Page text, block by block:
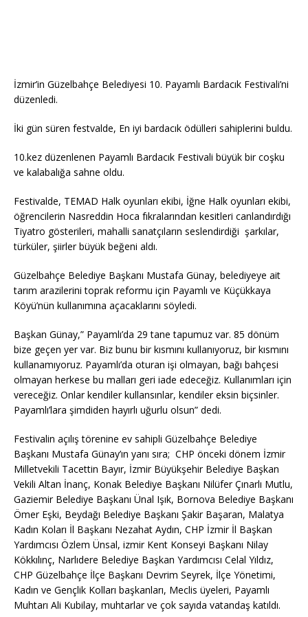
İzmir’in Güzelbahçe Belediyesi 10. Payamlı Bardacık Festivali’ni
düzenledi.
İki gün süren festvalde, En iyi bardacık ödülleri sahiplerini buldu.
10.kez düzenlenen Payamlı Bardacık Festivali büyük bir coşku
ve kalabalığa sahne oldu.
Festivalde, TEMAD Halk oyunları ekibi, İğne Halk oyunları ekibi,
öğrencilerin Nasreddin Hoca fıkralarından kesitleri canlandırdığı
Tiyatro gösterileri, mahalli sanatçıların seslendirdiği şarkılar,
türküler, şiirler büyük beğeni aldı.
Güzelbahçe Belediye Başkanı Mustafa Günay, belediyeye ait
tarım arazilerini toprak reformu için Payamlı ve Küçükkaya
Köyü’nün kullanımına açacaklarını söyledi.
Başkan Günay,” Payamlı’da 29 tane tapumuz var. 85 dönüm
bize geçen yer var. Biz bunu bir kısmını kullanıyoruz, bir kısmını
kullanamıyoruz. Payamlı’da oturan işi olmayan, bağı bahçesi
olmayan herkese bu malları geri iade edeceğiz. Kullanımları için
vereceğiz. Onlar kendiler kullansınlar, kendiler eksin biçsinler.
Payamlı’lara şimdiden hayırlı uğurlu olsun” dedi.
Festivalin açılış törenine ev sahipli Güzelbahçe Belediye
Başkanı Mustafa Günay’ın yanı sıra; CHP önceki dönem İzmir
Milletvekili Tacettin Bayır, İzmir Büyükşehir Belediye Başkan
Vekili Altan İnanç, Konak Belediye Başkanı Nilüfer Çınarlı Mutlu,
Gaziemir Belediye Başkanı Ünal Işık, Bornova Belediye Başkanı
Ömer Eşki, Beydağı Belediye Başkanı Şakir Başaran, Malatya
Kadın Koları İl Başkanı Nezahat Aydın, CHP İzmir İl Başkan
Yardımcısı Özlem Ünsal, izmir Kent Konseyi Başkanı Nilay
Kökkılınç, Narlıdere Belediye Başkan Yardımcısı Celal Yıldız,
CHP Güzelbahçe İlçe Başkanı Devrim Seyrek, İlçe Yönetimi,
Kadın ve Gençlik Kolları başkanları, Meclis üyeleri, Payamlı
Muhtarı Ali Kubilay, muhtarlar ve çok sayıda vatandaş katıldı.